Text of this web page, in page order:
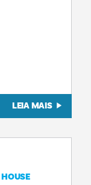
LEIA MAIS
HOUSE